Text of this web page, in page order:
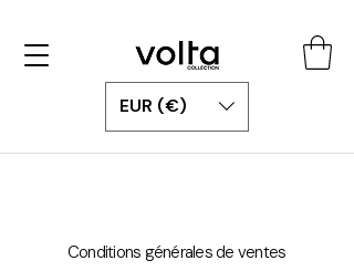
EUR (€)
Conditions générales de ventes